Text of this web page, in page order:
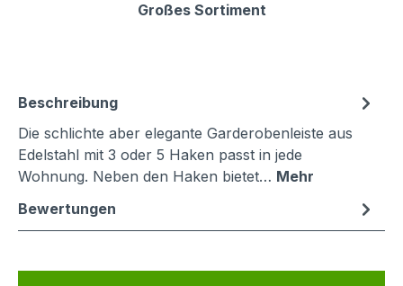
Großes Sortiment
Beschreibung
Die schlichte aber elegante Garderobenleiste aus
Edelstahl mit 3 oder 5 Haken passt in jede
Wohnung. Neben den Haken bietet… Mehr
Bewertungen